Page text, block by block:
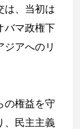
は、当初は
バマ政権下
ジアへのリ
の権益を守
、民主主義